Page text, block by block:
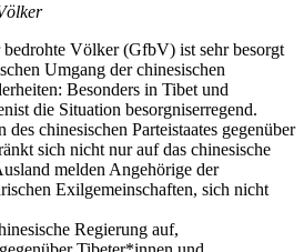
Völker (GfbV) ist sehr besorgt
Umgang der chinesischen
Besonders in Tibet und
die Situation besorgniserregend.
des chinesischen Parteistaates gegenüber
sich nicht nur auf das chinesische
melden Angehörige der
Exilgemeinschaften, sich nicht
Regierung auf,